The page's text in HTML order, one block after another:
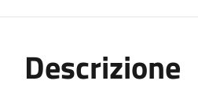
Descrizione